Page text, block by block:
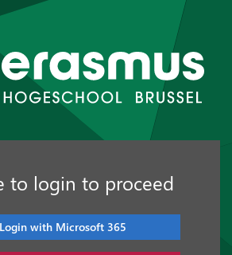
to login to proceed
Login with Microsoft 365